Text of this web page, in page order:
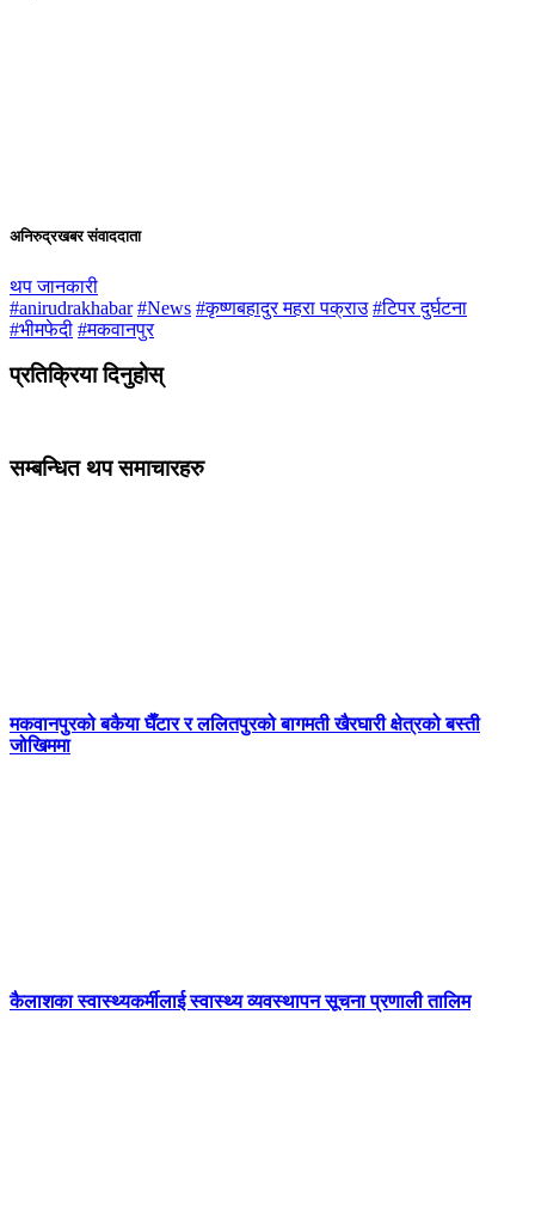
अनिरुद्रखबर संवाददाता
थप जानकारी
#anirudrakhabar #News #कृष्णबहादुर महरा पक्राउ #टिपर दुर्घटना
#भीमफेदी #मकवानपुर
प्रतिक्रिया दिनुहोस्
सम्बन्धित थप समाचारहरु
मकवानपुरको बकैया घैँटार र ललितपुरको बागमती खैरघारी क्षेत्रको बस्ती
जोखिममा
कैलाशका स्वास्थ्यकर्मीलाई स्वास्थ्य व्यवस्थापन सूचना प्रणाली तालिम